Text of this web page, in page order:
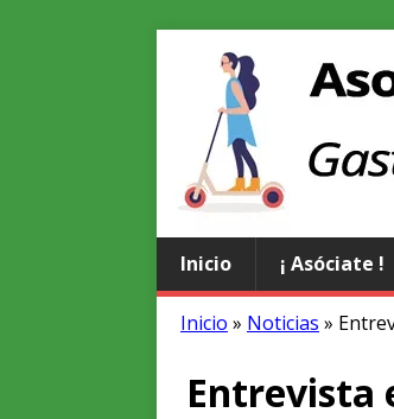
Inicio ¡ Asóciate !
Inicio » Noticias »
Entrevista